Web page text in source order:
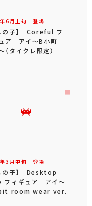
6 月 上旬 登場
の子】 Coreful フ
ア アイ～B小町
（タイクレ限定）
3 月中旬 登場
の子】 Desktop
フィギュア アイ～
room wear ver.